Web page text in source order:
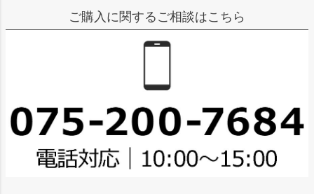
ご購入に関するご相談はこちら